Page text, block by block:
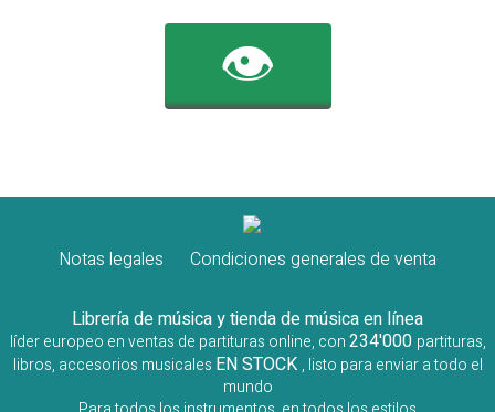
👁️
Notas legales Condiciones generales de venta
Librería de música y tienda de música en línea
líder europeo en ventas de partituras online, con234'000 partituras,
libros, accesorios musicales EN STOCK , listo para enviar a todo el
mundo